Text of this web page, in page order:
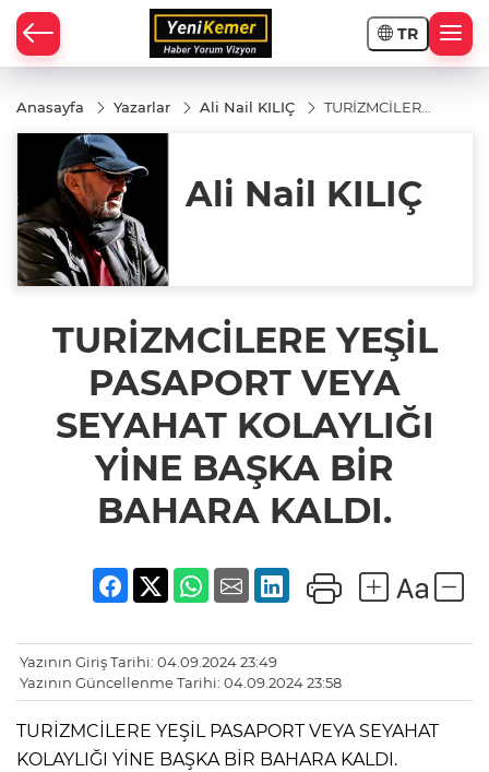
TR
Anasayfa Yazarlar Ali Nail KILIÇ
TURİZMCİLERE
YİNE BAŞKA
BİR BAHARA
Ali Nail KILIÇ
TURİZMCİLERE YEŞİL
PASAPORT VEYA
SEYAHAT KOLAYLIĞI
YİNE BAŞKA BİR
BAHARA KALDI.
Yazının Giriş Tarihi: 04.09.2024 23:49
Yazının Güncellenme Tarihi: 04.09.2024 23:58
TURİZMCİLERE YEŞİL PASAPORT VEYA SEYAHAT
KOLAYLIĞI YİNE BAŞKA BİR BAHARA KALDI.